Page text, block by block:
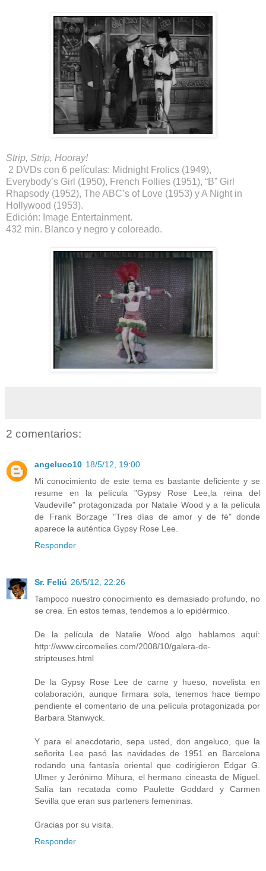
Strip, Strip, Hooray!
2 DVDs con 6 películas: Midnight Frolics (1949),
Everybody’s Girl (1950), French Follies (1951), “B” Girl
Rhapsody (1952), The ABC’s of Love (1953) y A Night in
Hollywood (1953).
Edición: Image Entertainment.
432 min. Blanco y negro y coloreado.
2 comentarios:
angeluco10 18/5/12, 19:00
Mi conocimiento de este tema es bastante deficiente y se
resume en la película "Gypsy Rose Lee,la reina del
Vaudeville" protagonizada por Natalie Wood y a la película
de Frank Borzage "Tres días de amor y de fé" donde
aparece la auténtica Gypsy Rose Lee.
Responder
Sr. Feliú 26/5/12, 22:26
Tampoco nuestro conocimiento es demasiado profundo, no
se crea. En estos temas, tendemos a lo epidérmico.
De la película de Natalie Wood algo hablamos aquí:
http://www.circomelies.com/2008/10/galera-de-
stripteuses.html
De la Gypsy Rose Lee de carne y hueso, novelista en
colaboración, aunque firmara sola, tenemos hace tiempo
pendiente el comentario de una película protagonizada por
Barbara Stanwyck.
Y para el anecdotario, sepa usted, don angeluco, que la
señorita Lee pasó las navidades de 1951 en Barcelona
rodando una fantasía oriental que codirigieron Edgar G.
Ulmer y Jerónimo Mihura, el hermano cineasta de Miguel.
Salía tan recatada como Paulette Goddard y Carmen
Sevilla que eran sus parteners femeninas.
Gracias por su visita.
Responder